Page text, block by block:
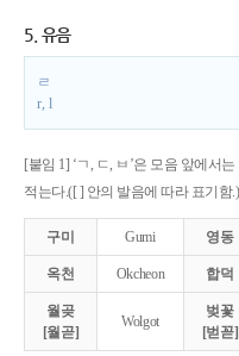
5. 유음
ㄹ
r, l
[붙임 1] ‘ㄱ, ㄷ, ㅂ’은 모음 앞에서는
적는다.([ ] 안의 발음에 따라 표기함.)
구미 Gumi 영동
옥천 Okcheon 합덕
월곶
[월곧]
Wolgot
벚꽃
[벋꼳]